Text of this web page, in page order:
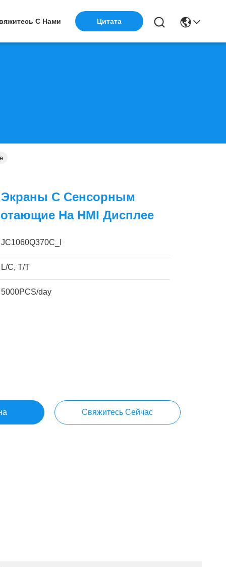
С Нами Цитата
Экраны С Сенсорным
На HMI Дисплее
JC1060Q370C_I
L/C, T/T
5000PCS/day
Свяжитесь Сейчас